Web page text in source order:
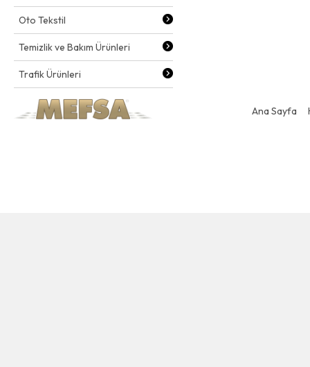
Oto Tekstil
Temizlik ve Bakım Ürünleri
Trafik Ürünleri
Ana Sayfa